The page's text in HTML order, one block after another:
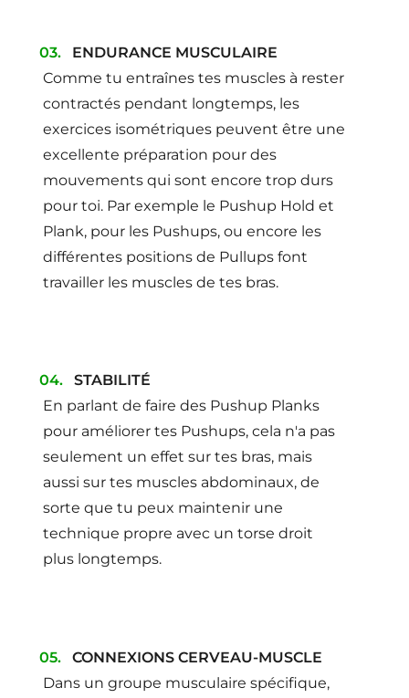
ENDURANCE MUSCULAIRE
Comme tu entraînes tes muscles à rester
contractés pendant longtemps, les
exercices isométriques peuvent être une
excellente préparation pour des
mouvements qui sont encore trop durs
pour toi. Par exemple le Pushup Hold et
Plank, pour les Pushups, ou encore les
différentes positions de Pullups font
travailler les muscles de tes bras.
STABILITÉ
En parlant de faire des Pushup Planks
pour améliorer tes Pushups, cela n'a pas
seulement un effet sur tes bras, mais
aussi sur tes muscles abdominaux, de
sorte que tu peux maintenir une
technique propre avec un torse droit
plus longtemps.
CONNEXIONS CERVEAU-MUSCLE
Dans un groupe musculaire spécifique,